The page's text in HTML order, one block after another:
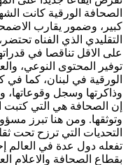
الصحافة الورقية كانت
كبير، وضمور يقارب
التقليدي الذي الفناه
على الاقل تناقصا في
توفير المحتوى النوعي،
الورقية في لبنان، كما في
وذاكرتها وسجل وقوعاتها،
إن الصحافة هي التي كتبت
وتوثقها. ومن هنا تبرز
التحديات التي ترزح تحت
تفعله دول عدة في العالم
بقطاع الصحافة والاعلام